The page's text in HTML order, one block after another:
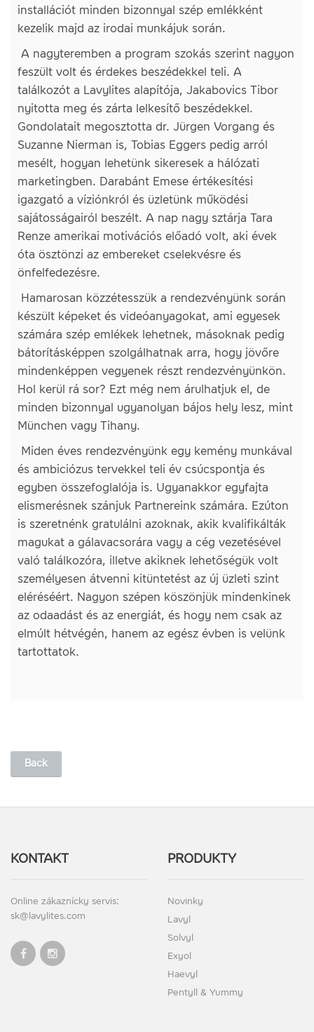
installációt minden bizonnyal szép emlékként
kezelik majd az irodai munkájuk során.
A nagyteremben a program szokás szerint nagyon
feszült volt és érdekes beszédekkel teli. A
találkozót a Lavylites alapítója, Jakabovics Tibor
nyitotta meg és zárta lelkesítő beszédekkel.
Gondolatait megosztotta dr. Jürgen Vorgang és
Suzanne Nierman is, Tobias Eggers pedig arról
mesélt, hogyan lehetünk sikeresek a hálózati
marketingben. Darabánt Emese értékesítési
igazgató a víziónkról és üzletünk működési
sajátosságairól beszélt. A nap nagy sztárja Tara
Renze amerikai motivációs előadó volt, aki évek
óta ösztönzi az embereket cselekvésre és
önfelfedezésre.
Hamarosan közzétesszük a rendezvényünk során
készült képeket és videóanyagokat, ami egyesek
számára szép emlékek lehetnek, másoknak pedig
bátorításképpen szolgálhatnak arra, hogy jövőre
mindenképpen vegyenek részt rendezvényünkön.
Hol kerül rá sor? Ezt még nem árulhatjuk el, de
minden bizonnyal ugyanolyan bájos hely lesz, mint
München vagy Tihany.
Miden éves rendezvényünk egy kemény munkával
és ambiciózus tervekkel teli év csúcspontja és
egyben összefoglalója is. Ugyanakkor egyfajta
elismerésnek szánjuk Partnereink számára. Ezúton
is szeretnénk gratulálni azoknak, akik kvalifikálták
magukat a gálavacsorára vagy a cég vezetésével
való találkozóra, illetve akiknek lehetőségük volt
személyesen átvenni kitüntetést az új üzleti szint
eléréséért. Nagyon szépen köszönjük mindenkinek
az odaadást és az energiát, és hogy nem csak az
elmúlt hétvégén, hanem az egész évben is velünk
tartottatok.
Back
KONTAKT
Online zákaznícky servis:
sk@lavylites.com
PRODUKTY
Novinky
Lavyl
Solvyl
Exyol
Haevyl
Pentyll & Yummy